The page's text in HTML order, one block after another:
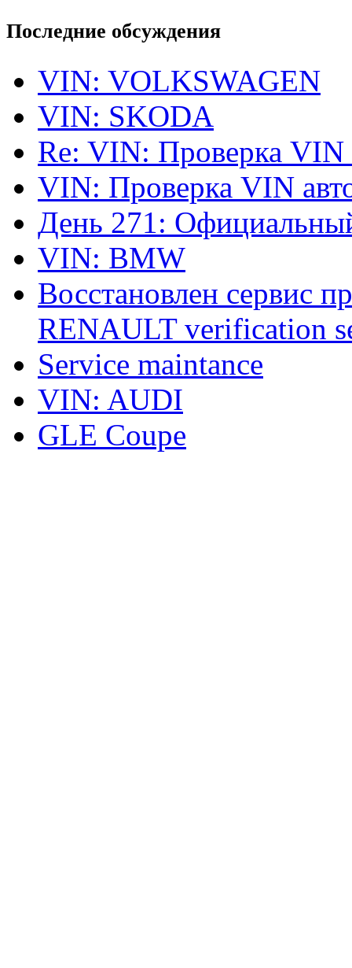
Последние обсуждения
VIN: VOLKSWAGEN
VIN: SKODA
Re: VIN: Проверка VIN
VIN: Проверка VIN
День 271:
VIN: BMW
Восстановлен сервис
RENAULT verification
Service maintance
VIN: AUDI
GLE Coupe